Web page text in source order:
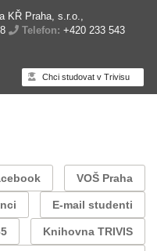
KŘ Praha, s.r.o.,
Telefon: +420 233 543
Chci studovat v Trivisu
VOŠ Praha
E-mail studenti
Knihovna TRIVIS